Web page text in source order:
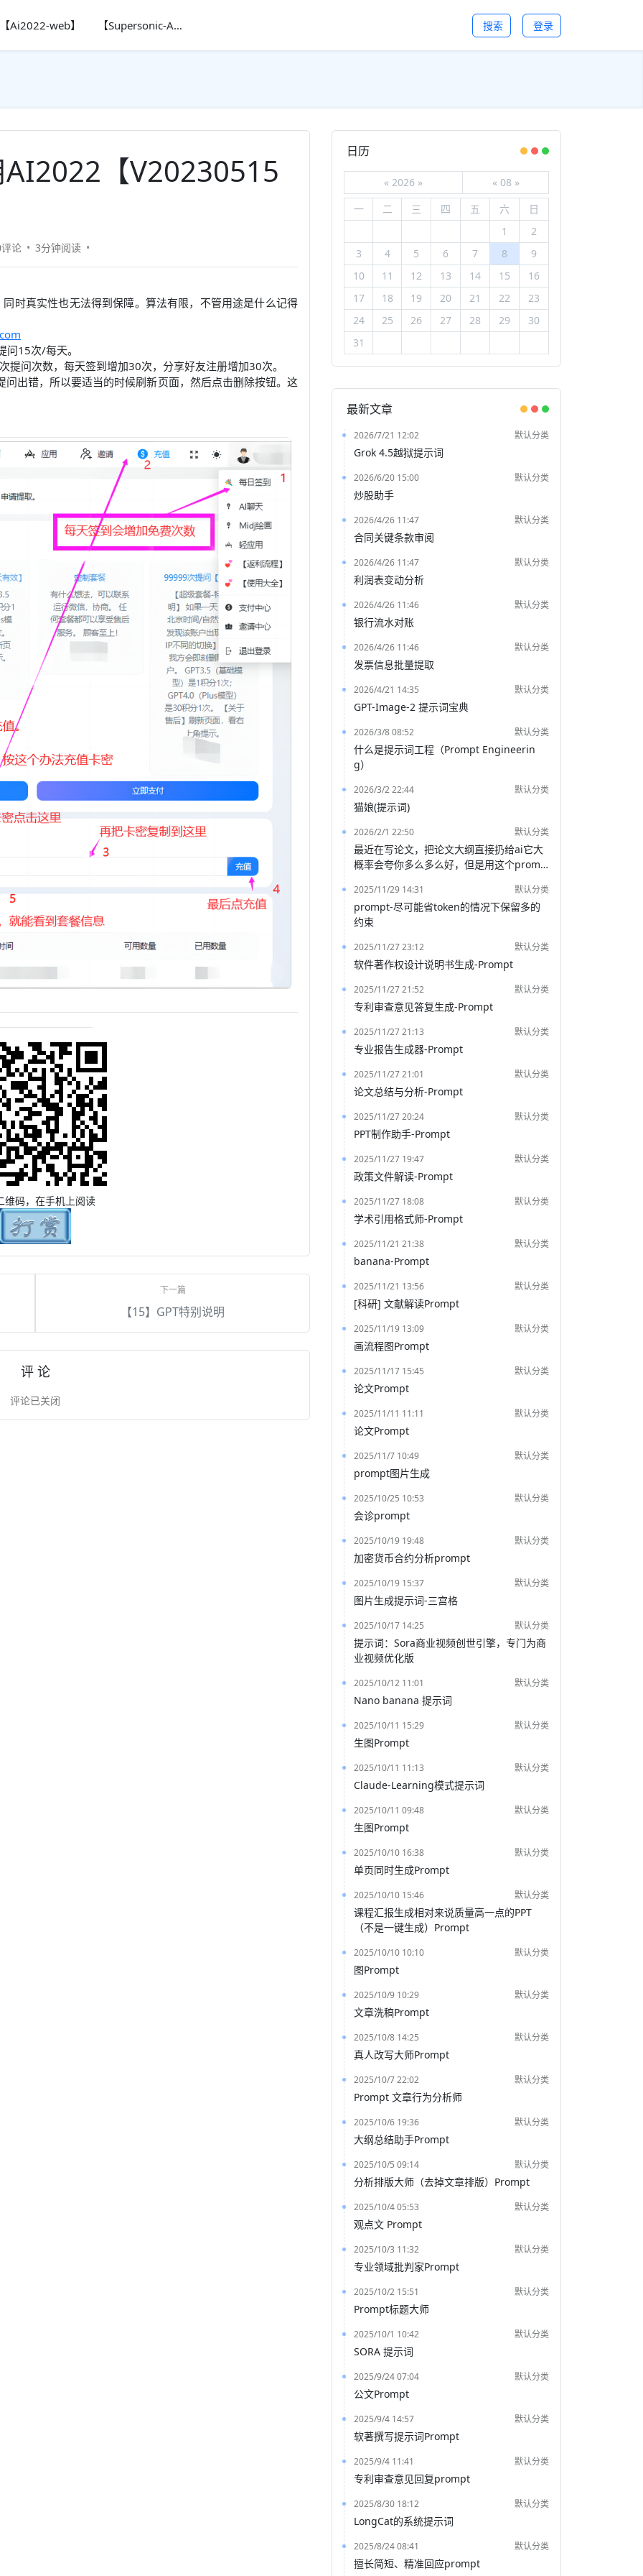
【Ai2022-web】 【Supersonic-Ai】 搜索 登录
【V20230515
论 3分钟阅读
时真实性也无法得到保障。算法有限，不管用途是什么记得
问15次/每天。
问次数，每天签到增加30次，分享好友注册增加30次。
出错，所以要适当的时候刷新页面，然后点击删除按钮。这
维码，在手机上阅读
【15】GPT特别说明
评 论
评论已关闭
日历
« 2026 » « 08 »
一
二 三 四 五 六
日
1
2
3
4 5 6 7 8
9
10
11 12 13 14 15
16
17
18 19 20 21 22
23
24
25 26 27 28 29
30
31
最新文章
2026/7/21 12:02 默认分类
Grok 4.5越狱提示词
2026/6/20 15:00 默认分类
炒股助手
2026/4/26 11:47 默认分类
合同关键条款审阅
2026/4/26 11:47 默认分类
利润表变动分析
2026/4/26 11:46 默认分类
银行流水对账
2026/4/26 11:46 默认分类
发票信息批量提取
2026/4/21 14:35 默认分类
GPT-Image-2 提示词宝典
2026/3/8 08:52 默认分类
什么是提示词工程（Prompt Engineerin
g）
2026/3/2 22:44 默认分类
猫娘(提示词)
2026/2/1 22:50 默认分类
最近在写论文，把论文大纲直接扔给ai它大
概率会夸你多么多么好，但是用这个promp
2025/11/29 14:31 默认分类
prompt-尽可能省token的情况下保留多的
约束
2025/11/27 23:12 默认分类
软件著作权设计说明书生成-Prompt
2025/11/27 21:52 默认分类
专利审查意见答复生成-Prompt
2025/11/27 21:13 默认分类
专业报告生成器-Prompt
2025/11/27 21:01 默认分类
论文总结与分析-Prompt
2025/11/27 20:24 默认分类
PPT制作助手-Prompt
2025/11/27 19:47 默认分类
政策文件解读-Prompt
2025/11/27 18:08 默认分类
学术引用格式师-Prompt
2025/11/21 21:38 默认分类
banana-Prompt
2025/11/21 13:56 默认分类
[科研] 文献解读Prompt
2025/11/19 13:09 默认分类
画流程图Prompt
2025/11/17 15:45 默认分类
论文Prompt
2025/11/11 11:11 默认分类
论文Prompt
2025/11/7 10:49 默认分类
prompt图片生成
2025/10/25 10:53 默认分类
会诊prompt
2025/10/19 19:48 默认分类
加密货币合约分析prompt
2025/10/19 15:37 默认分类
图片生成提示词-三宫格
2025/10/17 14:25 默认分类
提示词：Sora商业视频创世引擎，专门为商
业视频优化版
2025/10/12 11:01 默认分类
Nano banana 提示词
2025/10/11 15:29 默认分类
生图Prompt
2025/10/11 11:13 默认分类
Claude-Learning模式提示词
2025/10/11 09:48 默认分类
生图Prompt
2025/10/10 16:38 默认分类
单页同时生成Prompt
2025/10/10 15:46 默认分类
课程汇报生成相对来说质量高一点的PPT
（不是一键生成）Prompt
2025/10/10 10:10 默认分类
图Prompt
2025/10/9 10:29 默认分类
文章洗稿Prompt
2025/10/8 14:25 默认分类
真人改写大师Prompt
2025/10/7 22:02 默认分类
Prompt 文章行为分析师
2025/10/6 19:36 默认分类
大纲总结助手Prompt
2025/10/5 09:14 默认分类
分析排版大师（去掉文章排版）Prompt
2025/10/4 05:53 默认分类
观点文 Prompt
2025/10/3 11:32 默认分类
专业领域批判家Prompt
2025/10/2 15:51 默认分类
Prompt标题大师
2025/10/1 10:42 默认分类
SORA 提示词
2025/9/24 07:04 默认分类
公文Prompt
2025/9/4 14:57 默认分类
软著撰写提示词Prompt
2025/9/4 11:41 默认分类
专利审查意见回复prompt
2025/8/30 18:12 默认分类
LongCat的系统提示词
2025/8/24 08:41 默认分类
擅长简短、精准回应prompt